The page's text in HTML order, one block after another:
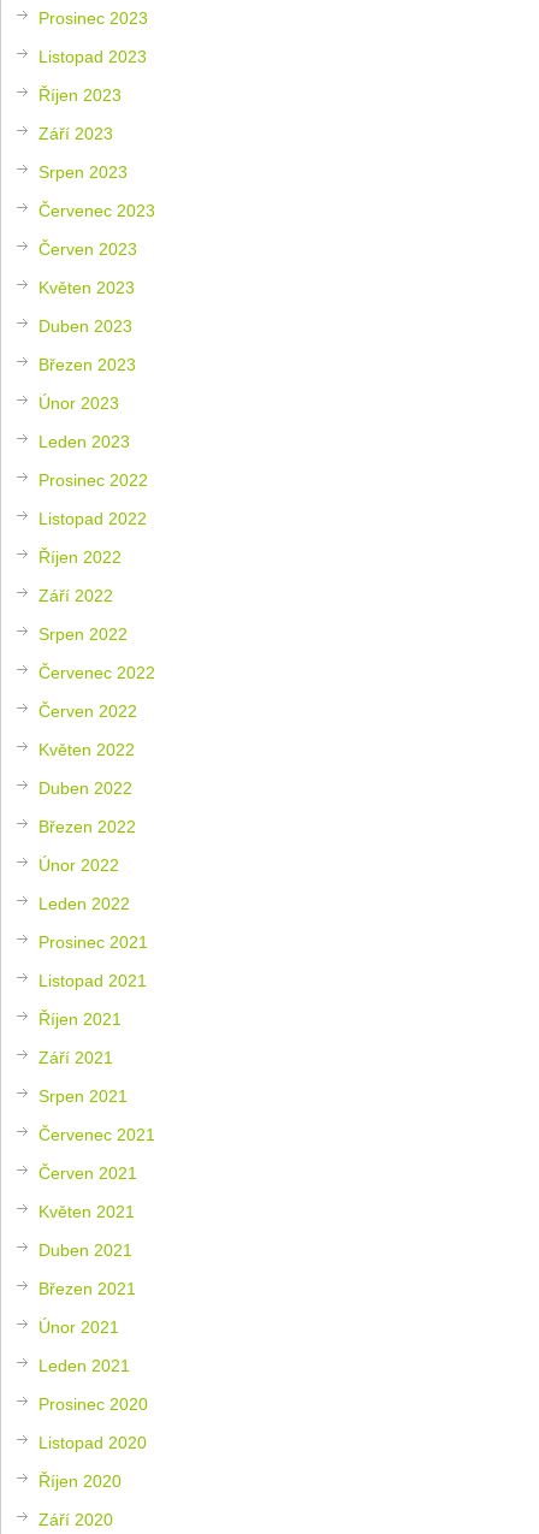
Prosinec 2023
Listopad 2023
Říjen 2023
Září 2023
Srpen 2023
Červenec 2023
Červen 2023
Květen 2023
Duben 2023
Březen 2023
Únor 2023
Leden 2023
Prosinec 2022
Listopad 2022
Říjen 2022
Září 2022
Srpen 2022
Červenec 2022
Červen 2022
Květen 2022
Duben 2022
Březen 2022
Únor 2022
Leden 2022
Prosinec 2021
Listopad 2021
Říjen 2021
Září 2021
Srpen 2021
Červenec 2021
Červen 2021
Květen 2021
Duben 2021
Březen 2021
Únor 2021
Leden 2021
Prosinec 2020
Listopad 2020
Říjen 2020
Září 2020